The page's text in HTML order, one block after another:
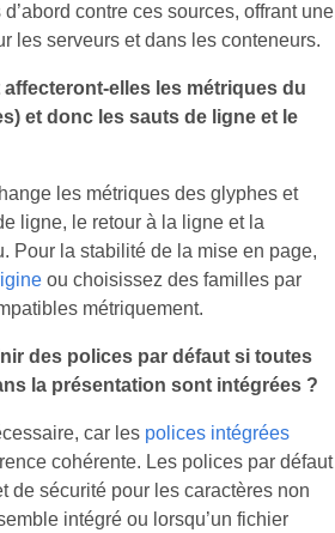
contre ces sources, offrant une
les serveurs et dans les conteneurs.
les métriques du
et donc les sauts de ligne et le
les métriques des glyphes et
ligne, le retour à la ligne et la
Pour la stabilité de la mise en page,
ou choisissez des familles par
métriquement.
des polices par défaut si toutes
la présentation sont intégrées ?
car les polices intégrées
cohérente. Les polices par défaut
de sécurité pour les caractères non
intégré ou lorsqu’un fichier